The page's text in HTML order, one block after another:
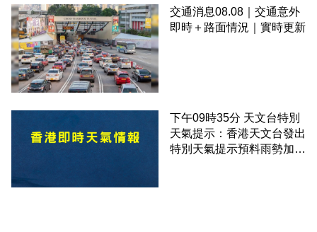
交通消息08.08｜交通意外
即時＋路面情況｜實時更新
下午09時35分 天文台特別
天氣提示：香港天文台發出
特別天氣提示預料雨勢加劇